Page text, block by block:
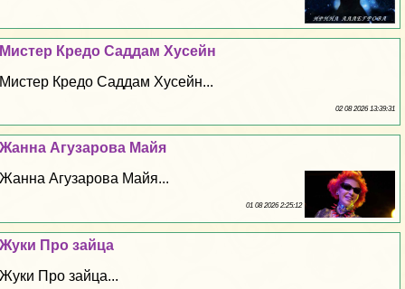
Мистер Кредо Саддам Хусейн
Мистер Кредо Саддам Хусейн...
02 08 2026 13:39:31
Жанна Агузарова Майя
Жанна Агузарова Майя...
01 08 2026 2:25:12
Жуки Про зайца
Жуки Про зайца...